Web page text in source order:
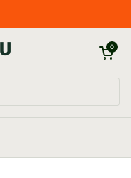
Abrir carrito
0